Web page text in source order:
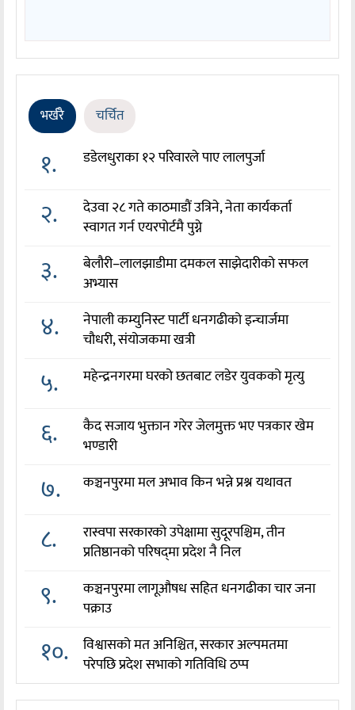
भर्खरै चर्चित
१. डडेलधुराका १२ परिवारले पाए लालपुर्जा
२.
देउवा २८ गते काठमाडौं उत्रिने, नेता कार्यकर्ता
स्वागत गर्न एयरपोर्टमै पुग्ने
३.
बेलौरी–लालझाडीमा दमकल साझेदारीको सफल
अभ्यास
४.
नेपाली कम्युनिस्ट पार्टी धनगढीको इन्चार्जमा
चौधरी, संयोजकमा खत्री
५. महेन्द्रनगरमा घरको छतबाट लडेर युवकको मृत्यु
६.
कैद सजाय भुक्तान गरेर जेलमुक्त भए पत्रकार खेम
भण्डारी
७. कञ्चनपुरमा मल अभाव किन भन्ने प्रश्न यथावत
८.
रास्वपा सरकारको उपेक्षामा सुदूरपश्चिम, तीन
प्रतिष्ठानको परिषद्‌मा प्रदेश नै निल
९.
कञ्चनपुरमा लागूऔषध सहित धनगढीका चार जना
पक्राउ
१०.
विश्वासको मत अनिश्चित, सरकार अल्पमतमा
परेपछि प्रदेश सभाको गतिविधि ठप्प